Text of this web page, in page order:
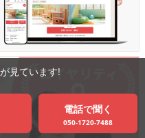
が見ています!
電話で聞く
050-1720-7488